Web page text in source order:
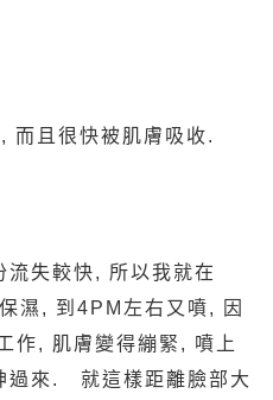
而且很快被肌膚吸收.
失較快, 所以我就在
濕, 到4PM左右又噴, 因
作, 肌膚變得繃緊, 噴上
過來. 就這樣距離臉部大